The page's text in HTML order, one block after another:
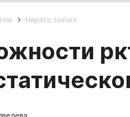
Hepatic tumors